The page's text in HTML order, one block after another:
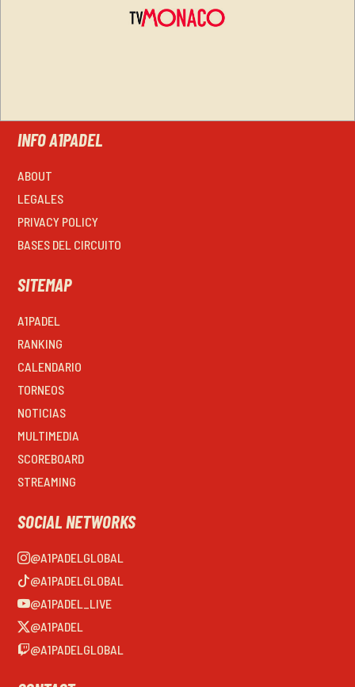
INFO A1PADEL
ABOUT
LEGALES
PRIVACY POLICY
BASES DEL CIRCUITO
SITEMAP
A1PADEL
RANKING
CALENDARIO
TORNEOS
NOTICIAS
MULTIMEDIA
SCOREBOARD
STREAMING
SOCIAL NETWORKS
@A1PADELGLOBAL
@A1PADELGLOBAL
@A1PADEL_LIVE
@A1PADEL
@A1PADELGLOBAL